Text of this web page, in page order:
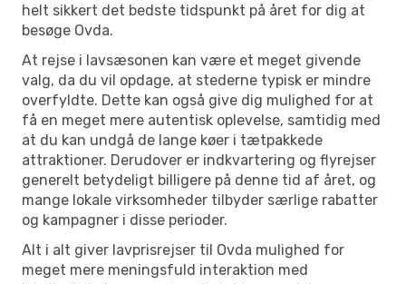
helt sikkert det bedste tidspunkt på året for dig at
besøge Ovda.
At rejse i lavsæsonen kan være et meget givende
valg, da du vil opdage, at stederne typisk er mindre
overfyldte. Dette kan også give dig mulighed for at
få en meget mere autentisk oplevelse, samtidig med
at du kan undgå de lange køer i tætpakkede
attraktioner. Derudover er indkvartering og flyrejser
generelt betydeligt billigere på denne tid af året, og
mange lokale virksomheder tilbyder særlige rabatter
og kampagner i disse perioder.
Alt i alt giver lavprisrejser til Ovda mulighed for
meget mere meningsfuld interaktion med